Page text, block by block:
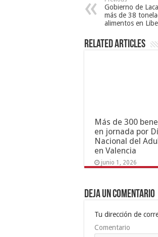
Gobierno de
más de 38
alimentos en
Related Articles
Más de 300
en jornada por
Nacional del
en Valencia
junio 1, 2026
Deja un comentario
Tu dirección de
Comentario